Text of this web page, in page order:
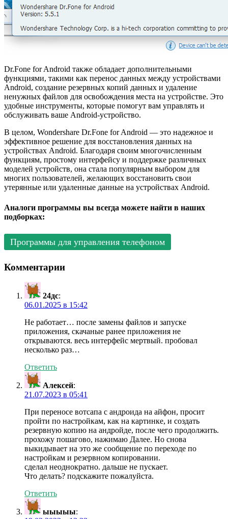
Dr.Fone for Android также обладает дополнительными
функциями, такими как перенос данных между устройствами
Android, создание резервных копий данных и удаление
ненужных файлов для освобождения места на устройстве. Это
удобные инструменты, которые помогут вам управлять и
обслуживать ваше Android-устройство.
В целом, Wondershare Dr.Fone for Android — это надежное и
эффективное решение для восстановления данных на
устройствах Android. Благодаря своим многочисленным
функциям, простому интерфейсу и поддержке различных
моделей устройств, она стала популярным выбором для
многих пользователей, желающих восстановить свои
утерянные или удаленные данные на устройствах Android.
Аналоги программы вы всегда можете найти в наших
подборках:
Программы для управления телефоном
Комментарии
24дс:
06.01.2025 в 15:42
Не работает… после замены файлов и запуске
приложения, скачаные ранее приложения не
открываются. весь интерфейс мертвый. пробовал
несколько раз…
Ответить
Алексей:
21.07.2023 в 05:41
При переносе вотсапа с андроида на айфон, просит
пройти по настройкам, как на картинке, и создать
резервную копию на андройде, после чего продолжить.
прохожу пошагово, нажимаю Далее. Но снова
выкидывает на это же сообщение по переходе по
настройкам и резервном копировании.
сделал неоднократно. дальше не пускает.
Что делать? подскажите пожалуйста.
Ответить
ыыыыы: